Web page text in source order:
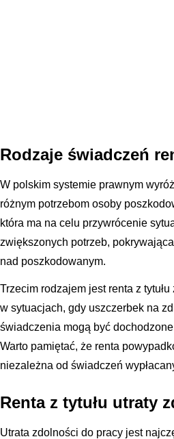
Rodzaje świadczeń
W polskim systemie prawnym
różnym potrzebom osoby
która ma na celu przywrócenie
zwiększonych potrzeb,
nad poszkodowanym.
Trzecim rodzajem jest renta z
w sytuacjach, gdy uszczerbek na
świadczenia mogą być
Warto pamiętać, że renta
niezależna od świadczeń
Renta z tytułu utraty
Utrata zdolności do pracy jest